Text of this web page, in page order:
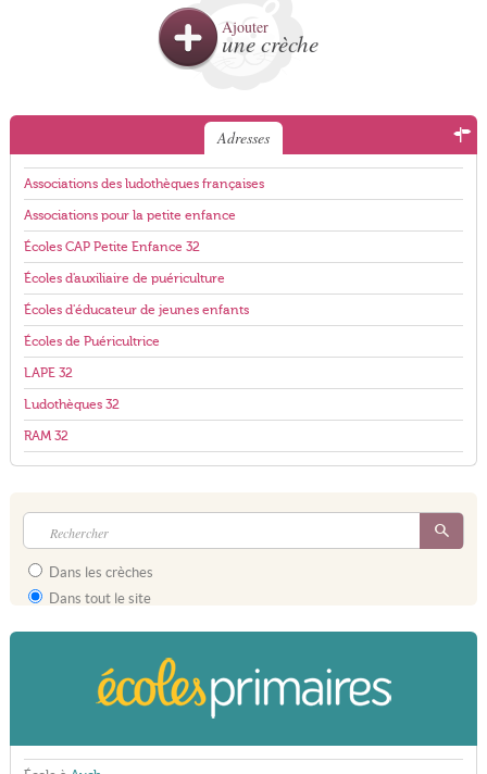
Ajouter
une crèche
Adresses
Associations des ludothèques françaises
Associations pour la petite enfance
Écoles CAP Petite Enfance 32
Écoles d'auxiliaire de puériculture
Écoles d'éducateur de jeunes enfants
Écoles de Puéricultrice
LAPE 32
Ludothèques 32
RAM 32
Dans les crèches
Dans tout le site